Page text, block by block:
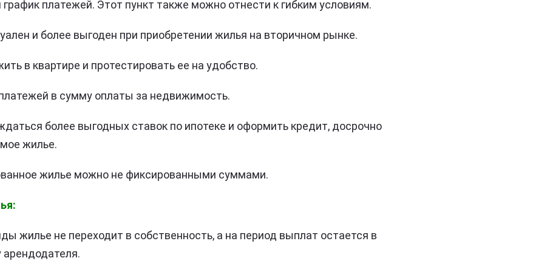
платежей. Этот пункт также можно отнести к гибким условиям.
и более выгоден при приобретении жилья на вторичном рынке.
в квартире и протестировать ее на удобство.
в сумму оплаты за недвижимость.
более выгодных ставок по ипотеке и оформить кредит, досрочно
жилье.
жилье можно не фиксированными суммами.
жилье не переходит в собственность, а на период выплат остается в
арендодателя.